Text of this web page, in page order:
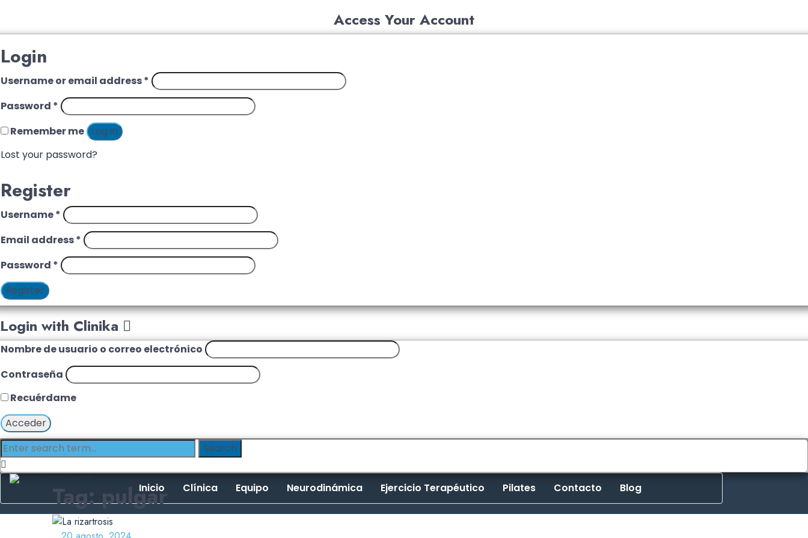
Access Your Account
Login
Username or email address*
Password *
Remember me Log in
Lost your password?
Register
Username*
Email address*
Password *
Register
Login with Clinika
Nombre de usuario o correo electrónico
Contraseña
Recuérdame
Inicio Clínica Equipo Neurodinámica Ejercicio Terapéutico Pilates Contacto Blog
Tag: pulgar